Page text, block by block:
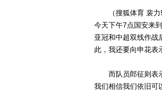
（搜狐体育 裴力5
今天下午7点国安来
亚冠和中超双线作战
此，我还要向申花表
而队员郎征则表示
我们相信我们依旧可